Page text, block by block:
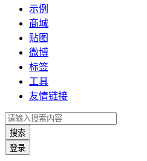
示例
商城
贴图
微博
标签
工具
友情链接
搜索
登录